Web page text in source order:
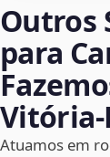
Outros
para
Atuamos em